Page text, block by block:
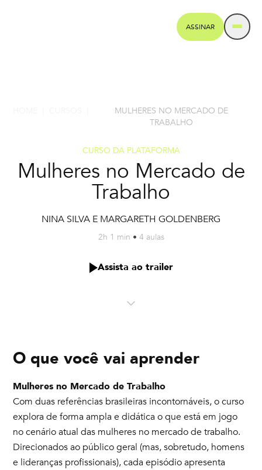
ASSINAR
MULHERES NO MERCADO DE
TRABALHO
CURSO DA PLATAFORMA
Mulheres no Mercado de
Trabalho
NINA SILVA E MARGARETH GOLDENBERG
2h 1 min • 4 aulas
Assista ao trailer
O que você vai aprender
Mulheres no Mercado de Trabalho
Com duas referências brasileiras incontornáveis, o curso
explora de forma ampla e didática o que está em jogo
no cenário atual das mulheres no mercado de trabalho.
Direcionados ao público geral (mas, sobretudo, homens
e lideranças profissionais), cada episódio apresenta